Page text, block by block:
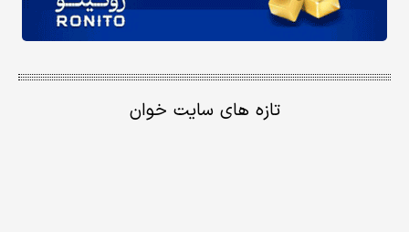
تازه های سایت خوان